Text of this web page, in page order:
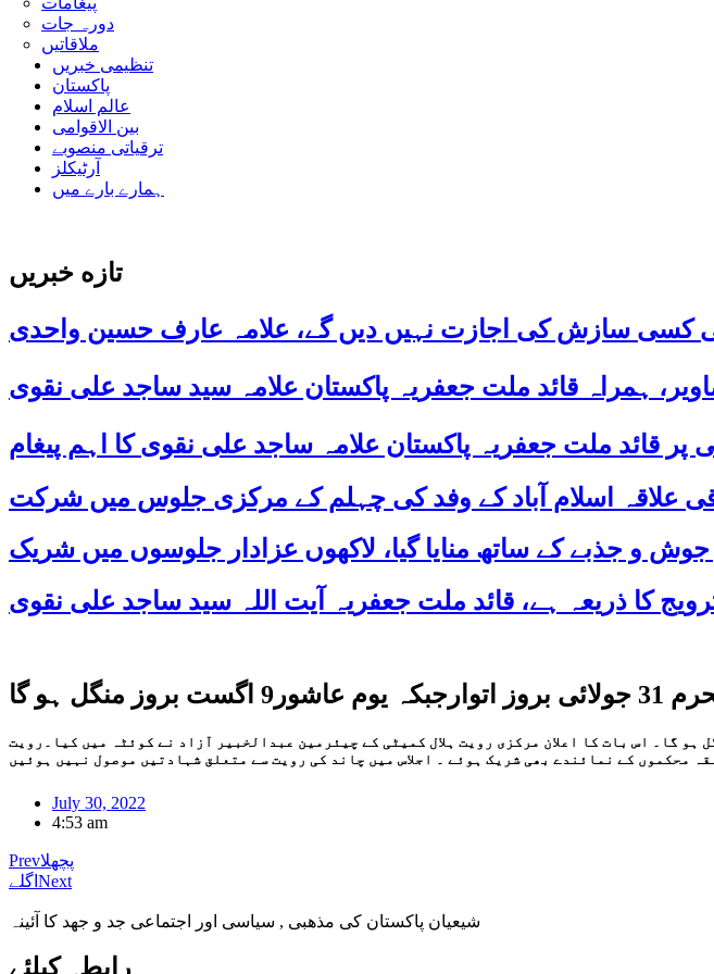
دورہ جات
ملاقاتیں
تنظیمی خبریں
پاکستان
عالم اسلام
بین الاقوامی
ترقیاتی منصوبے
آرٹیکلز
ہمارے بارے میں
تازه خبریں
کسی سازش کی اجازت نہیں دیں گے، علامہ عارف حسین واحدی
ہمراہ قائد ملت جعفریہ پاکستان علامہ سید ساجد علی نقوی
علاقہ اسلام آباد کے وفد کی چہلم کے مرکزی جلوس میں شرکت
ہو گا
گا۔ اس بات کا اعلان مرکزی رویت ہلال کمیٹی کے چیئرمین عبدالخبیر آزاد نے کوئٹہ میں کیا۔رویت
July 30, 2022
4:53 am
Prevپچھلا
اگلے Next
شیعیان پاکستان کی مذهبی , سیاسی اور اجتماعی جد و جهد کا آئینہ